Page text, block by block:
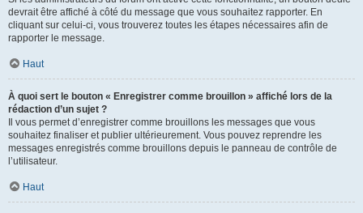
devrait être affiché à côté du message que vous souhaitez rapporter. En
cliquant sur celui-ci, vous trouverez toutes les étapes nécessaires afin de
rapporter le message.
Haut
À quoi sert le bouton « Enregistrer comme brouillon » affiché lors de la
rédaction d’un sujet ?
Il vous permet d’enregistrer comme brouillons les messages que vous
souhaitez finaliser et publier ultérieurement. Vous pouvez reprendre les
messages enregistrés comme brouillons depuis le panneau de contrôle de
l’utilisateur.
Haut